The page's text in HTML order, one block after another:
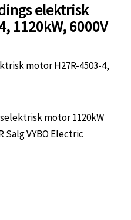
elektrisk
1120kW, 6000V
motor H27R-4503-4,